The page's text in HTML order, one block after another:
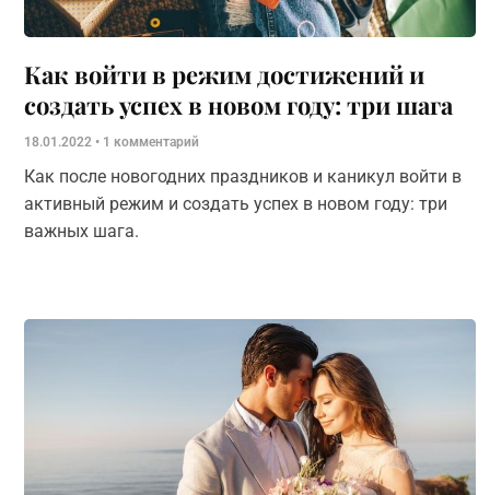
Как войти в режим достижений и
создать успех в новом году: три шага
18.01.2022 1 комментарий
Как после новогодних праздников и каникул войти в
активный режим и создать успех в новом году: три
важных шага.